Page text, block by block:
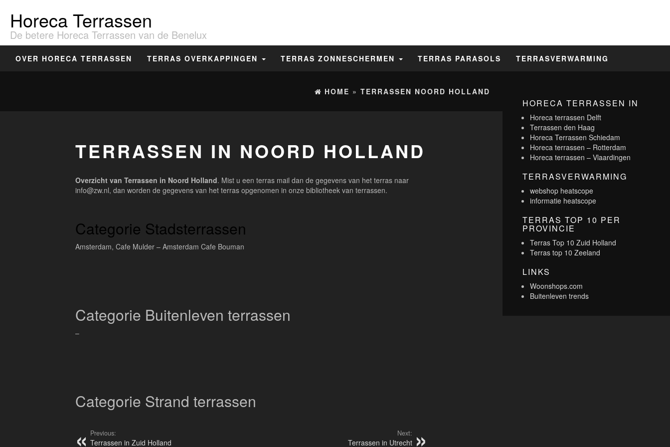
Horeca Terrassen
De betere Horeca Terrassen van de Benelux
OVER HORECA TERRASSEN TERRAS OVERKAPPINGEN TERRAS ZONNESCHERMEN TERRAS PARASOLS TERRASVERWARMING
HOME » TERRASSEN NOORD HOLLAND
TERRASSEN IN NOORD HOLLAND
Overzicht van Terrassen in Noord Holland. Mist u een terras mail dan de gegevens van het terras naar
info@zw.nl, dan worden de gegevens van het terras opgenomen in onze bibliotheek van terrassen.
Categorie Stadsterrassen
Amsterdam, Cafe Mulder – Amsterdam Cafe Bouman
Categorie Buitenleven terrassen
–
Categorie Strand terrassen
Previous:
Terrassen in Zuid Holland
Next:
Terrassen in Utrecht
HORECA TERRASSEN IN
Horeca terrassen Delft
Terrassen den Haag
Horeca Terrassen Schiedam
Horeca terrassen – Rotterdam
Horeca terrassen – Vlaardingen
TERRASVERWARMING
webshop heatscope
informatie heatscope
TERRAS TOP 10 PER
PROVINCIE
Terras Top 10 Zuid Holland
Terras top 10 Zeeland
LINKS
Woonshops.com
Buitenleven trends